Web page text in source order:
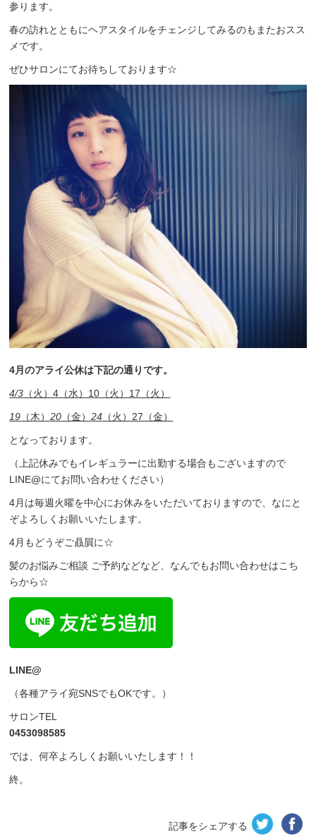
参ります。
春の訪れとともにヘアスタイルをチェンジしてみるのもまたおスス
メです。
ぜひサロンにてお待ちしております☆
4月のアライ公休は下記の通りです。
4/3 （火）4（水）10（火）17（火）
19 （木）20 （金）24 （火）27（金）
となっております。
（上記休みでもイレギュラーに出勤する場合もございますので
LINE@にてお問い合わせください）
4月は毎週火曜を中心にお休みをいただいておりますので、なにと
ぞよろしくお願いいたします。
4月もどうぞご贔屓に☆
髪のお悩みご相談 ご予約などなど、なんでもお問い合わせはこち
らから☆
LINE@
（各種アライ宛SNSでもOKです。）
サロンTEL
0453098585
では、何卒よろしくお願いいたします！！
終。
記事をシェアする